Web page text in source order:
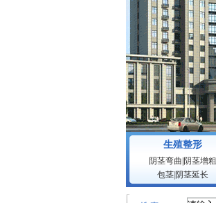
生殖整形
阴茎弯曲 阴茎增粗
包茎| 阴茎延长